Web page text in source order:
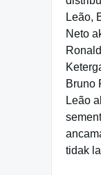
Leão,
Neto
Bruno
Leão
tidak